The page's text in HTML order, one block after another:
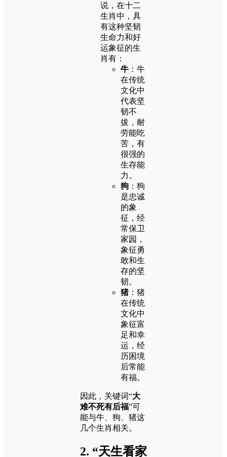
说，在十二
生肖中，具
有这种坚韧
生命力和好
运象征的生
肖有：
牛 ：牛
在传统
文化中
代表坚
韧不
拔，耐
劳能吃
苦，有
很强的
生存能
力。
狗 ：狗
是忠诚
的象
征，经
常保卫
家园，
象征勇
敢和生
存的坚
韧。
猪：猪
在传统
文化中
象征富
足和幸
运，经
历困境
后常能
有福。
因此，关键词“大
难不死有后福”可
能与牛、狗、猪这
几个生肖相关。
2. “天生看家